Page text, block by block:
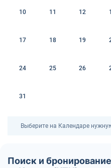
10 11 12
17 18 19
24 25 26
31
Выберите на Календаре
Поиск и